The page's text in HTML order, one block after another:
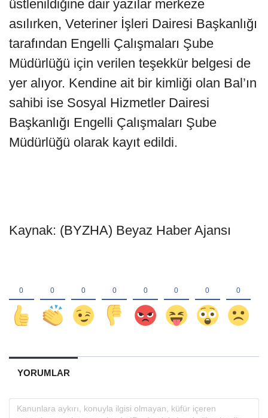
üstlenildiğine dair yazılar merkeze
asılırken, Veteriner İşleri Dairesi Başkanlığı
tarafından Engelli Çalışmaları Şube
Müdürlüğü için verilen teşekkür belgesi de
yer alıyor. Kendine ait bir kimliği olan Bal’ın
sahibi ise Sosyal Hizmetler Dairesi
Başkanlığı Engelli Çalışmaları Şube
Müdürlüğü olarak kayıt edildi.
Kaynak: (BYZHA) Beyaz Haber Ajansı
YORUMLAR